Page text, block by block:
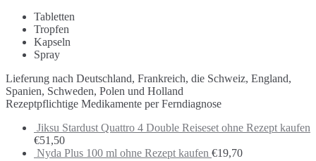
Tabletten
Tropfen
Kapseln
Spray
Lieferung nach Deutschland, Frankreich, die Schweiz, England,
Spanien, Schweden, Polen und Holland
Rezeptpflichtige Medikamente per Ferndiagnose
Jiksu Stardust Quattro 4 Double Reiseset ohne Rezept kaufen
€51,50
Nyda Plus 100 ml ohne Rezept kaufen €19,70